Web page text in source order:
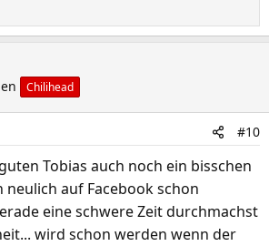
Chilihead
#10
Tobias auch noch ein bisschen
auf Facebook schon
eine schwere Zeit durchmachst
wird schon werden wenn der